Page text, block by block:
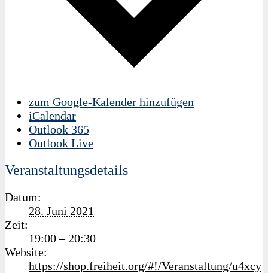
zum Google-Kalender hinzufügen
iCalendar
Outlook 365
Outlook Live
Veranstaltungsdetails
Datum:
28. Juni 2021
Zeit:
19:00 – 20:30
Website:
https://shop.freiheit.org/#!/Veranstaltung/u4xcy